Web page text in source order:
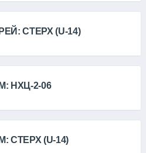
СТЕРХ (U-14)
НХЦ-2-06
СТЕРХ (U-14)